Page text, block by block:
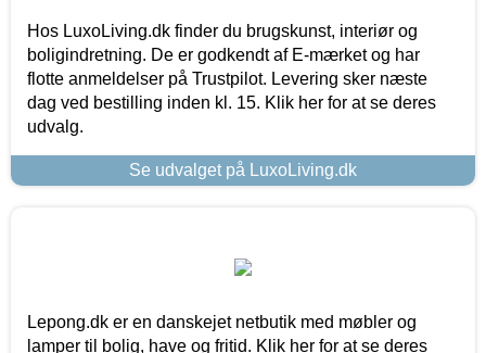
Hos LuxoLiving.dk finder du brugskunst, interiør og
boligindretning. De er godkendt af E-mærket og har
flotte anmeldelser på Trustpilot. Levering sker næste
dag ved bestilling inden kl. 15. Klik her for at se deres
udvalg.
Se udvalget på LuxoLiving.dk
Lepong.dk er en danskejet netbutik med møbler og
lamper til bolig, have og fritid. Klik her for at se deres